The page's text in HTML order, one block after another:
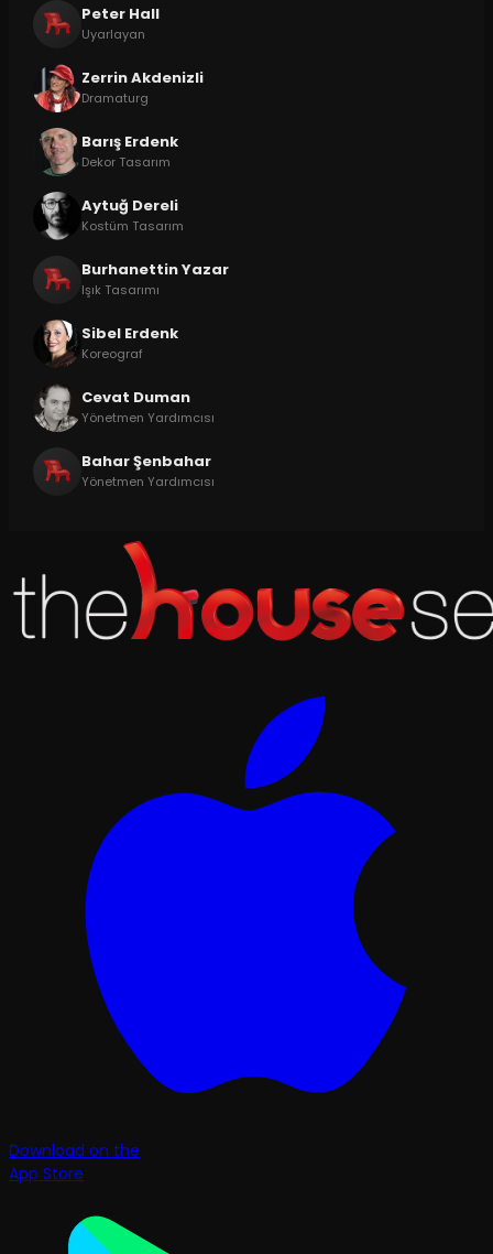
Peter Hall
Uyarlayan
Zerrin Akdenizli
Dramaturg
Barış Erdenk
Dekor Tasarım
Aytuğ Dereli
Kostüm Tasarım
Burhanettin Yazar
Işık Tasarımı
Sibel Erdenk
Koreograf
Cevat Duman
Yönetmen Yardımcısı
Bahar Şenbahar
Yönetmen Yardımcısı
Download on the
App Store